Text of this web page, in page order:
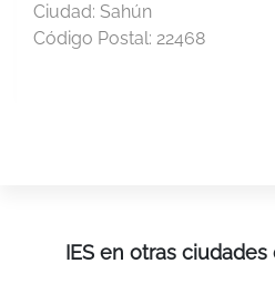
Ciudad: Sahún
Código Postal: 22468
IES en otras